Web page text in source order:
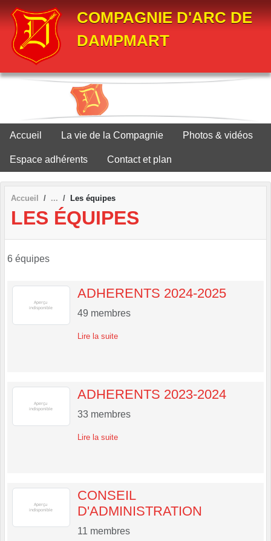
COMPAGNIE D'ARC DE
DAMPMART
Accueil La vie de la Compagnie Photos & vidéos
Espace adhérents Contact et plan
Accueil Les équipes
LES ÉQUIPES
6 équipes
ADHERENTS 2024-2025
49 membres
Lire la suite
ADHERENTS 2023-2024
33 membres
Lire la suite
CONSEIL
D'ADMINISTRATION
11 membres
Panneau de gestion des cookies